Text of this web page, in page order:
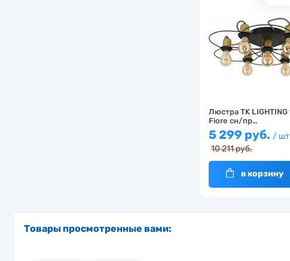
Люстра TK LIGHTING
Fiore сн/пр…
5 299 руб. / шт
10 211 руб.
в корзину
Товары просмотренные вами: